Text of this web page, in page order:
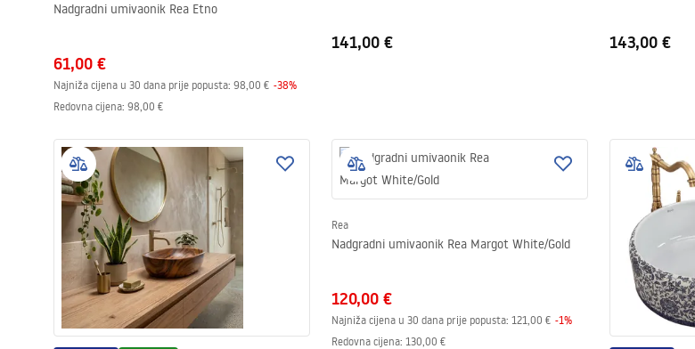
Nadgradni umivaonik Rea Etno
61,00 €
Najniža cijena u 30 dana prije popusta: 98,00 € -38%
Redovna cijena: 98,00 €
141,00 € 143,00 €
Rea
Nadgradni umivaonik Rea Margot White/Gold
120,00 €
Najniža cijena u 30 dana prije popusta: 121,00 € -1%
Redovna cijena: 130,00 €